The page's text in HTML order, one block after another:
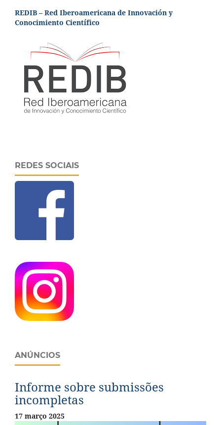
REDIB – Red Iberoamericana de Innovación y
Conocimiento Científico
REDES SOCIAIS
ANÚNCIOS
Informe sobre submissões
incompletas
17 março 2025